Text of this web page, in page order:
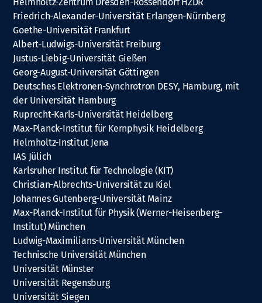
Friedrich-Alexander-Universität Erlangen-Nürnberg
Goethe-Universität Frankfurt
Albert-Ludwigs-Universität Freiburg
Justus-Liebig-Universität Gießen
Georg-August-Universität Göttingen
Deutsches Elektronen-Synchrotron DESY, Hamburg, mit
der Universität Hamburg
Ruprecht-Karls-Universität Heidelberg
Max-Planck-Institut für Kernphysik Heidelberg
Helmholtz-Institut Jena
IAS Jülich
Karlsruher Institut für Technologie (KIT)
Christian-Albrechts-Universität zu Kiel
Johannes Gutenberg-Universität Mainz
Max-Planck-Institut für Physik (Werner-Heisenberg-
Institut) München
Ludwig-Maximilians-Universität München
Technische Universität München
Universität Münster
Universität Regensburg
Universität Siegen